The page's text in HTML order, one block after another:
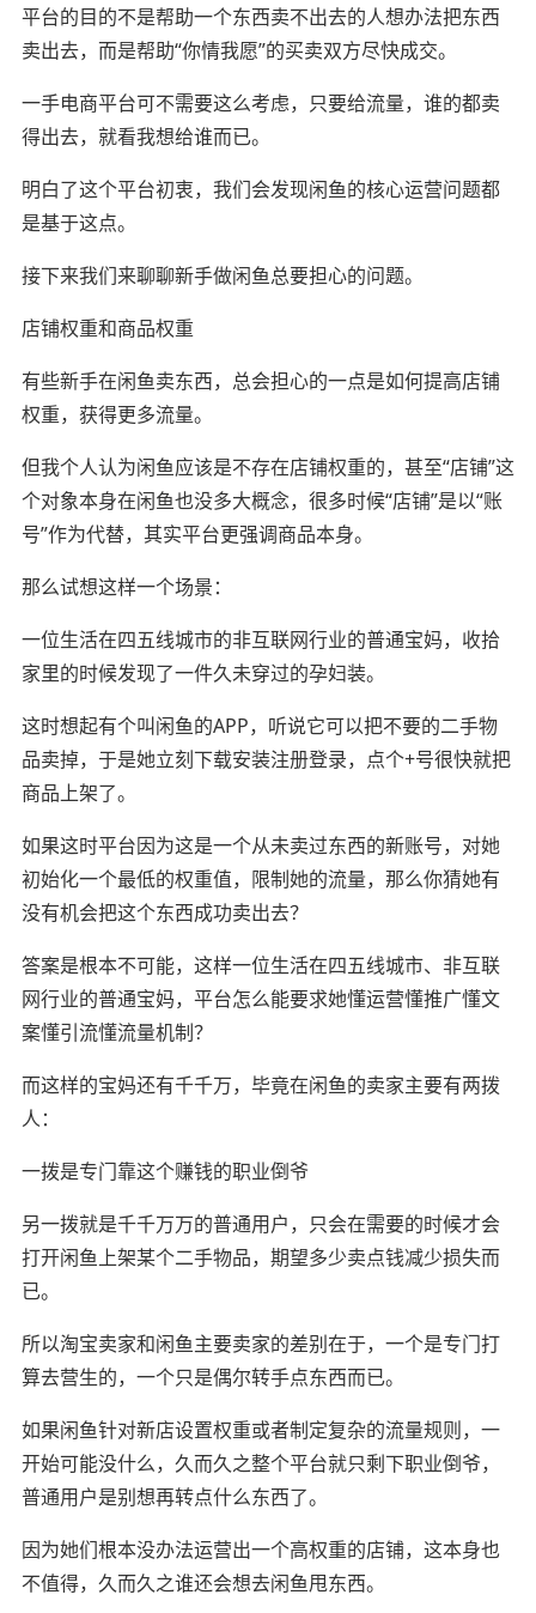
平台的目的不是帮助一个东西卖不出去的人想办法把东西
卖出去，而是帮助“你情我愿”的买卖双方尽快成交。
一手电商平台可不需要这么考虑，只要给流量，谁的都卖
得出去，就看我想给谁而已。
明白了这个平台初衷，我们会发现闲鱼的核心运营问题都
是基于这点。
接下来我们来聊聊新手做闲鱼总要担心的问题。
店铺权重和商品权重
有些新手在闲鱼卖东西，总会担心的一点是如何提高店铺
权重，获得更多流量。
但我个人认为闲鱼应该是不存在店铺权重的，甚至“店铺”这
个对象本身在闲鱼也没多大概念，很多时候“店铺”是以“账
号”作为代替，其实平台更强调商品本身。
那么试想这样一个场景：
一位生活在四五线城市的非互联网行业的普通宝妈，收拾
家里的时候发现了一件久未穿过的孕妇装。
这时想起有个叫闲鱼的APP，听说它可以把不要的二手物
品卖掉，于是她立刻下载安装注册登录，点个+号很快就把
商品上架了。
如果这时平台因为这是一个从未卖过东西的新账号，对她
初始化一个最低的权重值，限制她的流量，那么你猜她有
没有机会把这个东西成功卖出去？
答案是根本不可能，这样一位生活在四五线城市、非互联
网行业的普通宝妈，平台怎么能要求她懂运营懂推广懂文
案懂引流懂流量机制？
而这样的宝妈还有千千万，毕竟在闲鱼的卖家主要有两拨
人：
一拨是专门靠这个赚钱的职业倒爷
另一拨就是千千万万的普通用户，只会在需要的时候才会
打开闲鱼上架某个二手物品，期望多少卖点钱减少损失而
已。
所以淘宝卖家和闲鱼主要卖家的差别在于，一个是专门打
算去营生的，一个只是偶尔转手点东西而已。
如果闲鱼针对新店设置权重或者制定复杂的流量规则，一
开始可能没什么，久而久之整个平台就只剩下职业倒爷，
普通用户是别想再转点什么东西了。
因为她们根本没办法运营出一个高权重的店铺，这本身也
不值得，久而久之谁还会想去闲鱼甩东西。